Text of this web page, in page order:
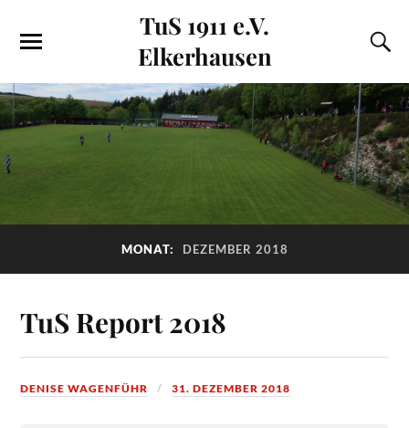
TuS 1911 e.V.
Elkerhausen
MONAT: DEZEMBER 2018
TuS Report 2018
DENISE WAGENFÜHR 31. DEZEMBER 2018